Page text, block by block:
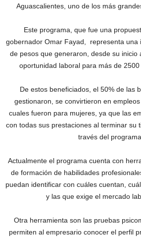
Aguascalientes, uno de los más
Este programa, que fue una
gobernador Omar Fayad, representa una
de pesos que generaron, desde su inicio
oportunidad laboral para más de 2500
De estos beneficiados, el 50% de las
gestionaron, se convirtieron en
cuales fueron para mujeres, ya que las
con todas sus prestaciones al terminar su
través del programa.
Actualmente el programa cuenta con
de formación de habilidades
puedan identificar con cuáles cuentan,
y las que exige el mercado
Otra herramienta son las pruebas
permiten al empresario conocer el perfil